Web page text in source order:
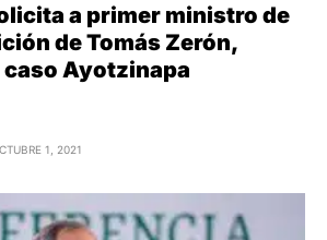
a primer ministro de
de Tomás Zerón,
Ayotzinapa
1, 2021